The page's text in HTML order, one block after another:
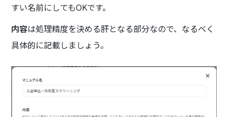
すい名前にしてもOKです。
内容は処理精度を決める肝となる部分なので、なるべく
具体的に記載しましょう。